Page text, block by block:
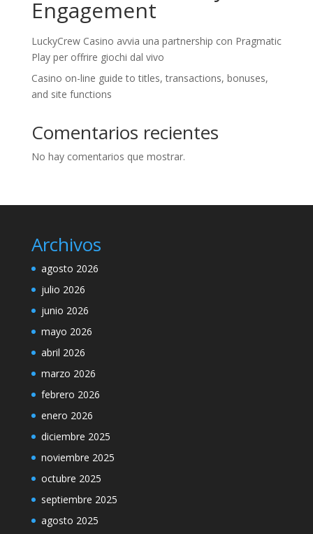
Engagement
LuckyCrew Casino avvia una partnership con Pragmatic
Play per offrire giochi dal vivo
Casino on-line guide to titles, transactions, bonuses,
and site functions
Comentarios recientes
No hay comentarios que mostrar.
Archivos
agosto 2026
julio 2026
junio 2026
mayo 2026
abril 2026
marzo 2026
febrero 2026
enero 2026
diciembre 2025
noviembre 2025
octubre 2025
septiembre 2025
agosto 2025